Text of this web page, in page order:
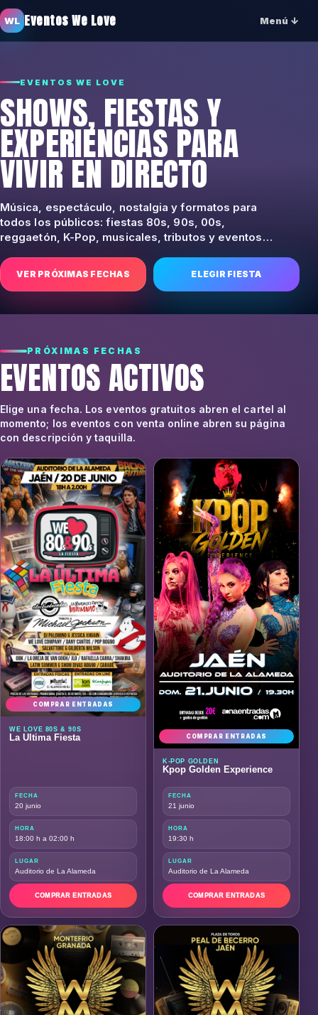
WL Eventos We Love Menú ↓
EVENTOS WE LOVE
SHOWS, FIESTAS Y
EXPERIENCIAS PARA
VIVIR EN DIRECTO
Música, espectáculo, nostalgia y formatos para
todos los públicos: fiestas 80s, 90s, 00s,
reggaetón, K-Pop, musicales, tributos y eventos
VER PRÓXIMAS FECHAS ELEGIR FIESTA
PRÓXIMAS FECHAS
EVENTOS ACTIVOS
Elige una fecha. Los eventos gratuitos abren el cartel al
momento; los eventos con venta online abren su página
con descripción y taquilla.
COMPRAR ENTRADAS
WE LOVE 80S & 90S
La Última Fiesta
FECHA
20 junio
HORA
18:00 h a 02:00 h
LUGAR
Auditorio de La Alameda
COMPRAR ENTRADAS
COMPRAR ENTRADAS
K-POP GOLDEN
Kpop Golden Experience
FECHA
21 junio
HORA
19:30 h
LUGAR
Auditorio de La Alameda
COMPRAR ENTRADAS